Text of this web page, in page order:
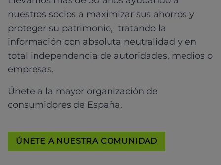
nuestros socios a maximizar sus ahorros y
proteger su patrimonio, tratando la
información con absoluta neutralidad y en
total independencia de autoridades, medios o
empresas.
Únete a la mayor organización de
consumidores de España.
ÚNETE A NUESTRA COMUNIDAD